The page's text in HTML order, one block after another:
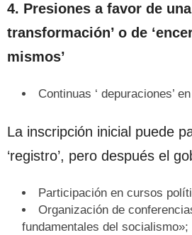
4. Presiones a favor de una
transformación’ o de
mismos’
Continuas ‘ depuraciones’
La inscripción inicial puede
‘registro’, pero después el
Participación en cursos
Organización de
fundamentales del socialismo»;